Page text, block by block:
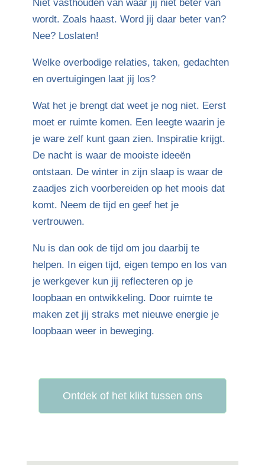
Niet vasthouden van waar jij niet beter van
wordt. Zoals haast. Word jij daar beter van?
Nee? Loslaten!
Welke overbodige relaties, taken, gedachten
en overtuigingen laat jij los?
Wat het je brengt dat weet je nog niet. Eerst
moet er ruimte komen. Een leegte waarin je
je ware zelf kunt gaan zien. Inspiratie krijgt.
De nacht is waar de mooiste ideeën
ontstaan. De winter in zijn slaap is waar de
zaadjes zich voorbereiden op het moois dat
komt. Neem de tijd en geef het je
vertrouwen.
Nu is dan ook de tijd om jou daarbij te
helpen. In eigen tijd, eigen tempo en los van
je werkgever kun jij reflecteren op je
loopbaan en ontwikkeling. Door ruimte te
maken zet jij straks met nieuwe energie je
loopbaan weer in beweging.
Ontdek of het klikt tussen ons